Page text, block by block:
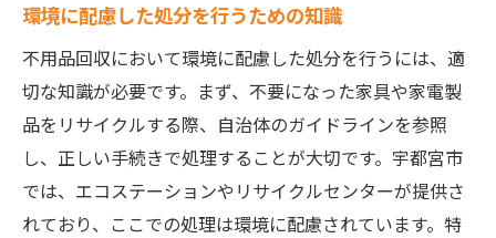
環境に配慮した処分を行うための知識
不用品回収において環境に配慮した処分を行うには、適
切な知識が必要です。まず、不要になった家具や家電製
品をリサイクルする際、自治体のガイドラインを参照
し、正しい手続きで処理することが大切です。宇都宮市
では、エコステーションやリサイクルセンターが提供さ
れており、ここでの処理は環境に配慮されています。特